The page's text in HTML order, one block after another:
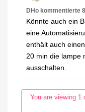
DHo kommentierte
Könnte auch ein
eine
enthält auch
20 min die lampe
ausschalten.
You are viewing 1